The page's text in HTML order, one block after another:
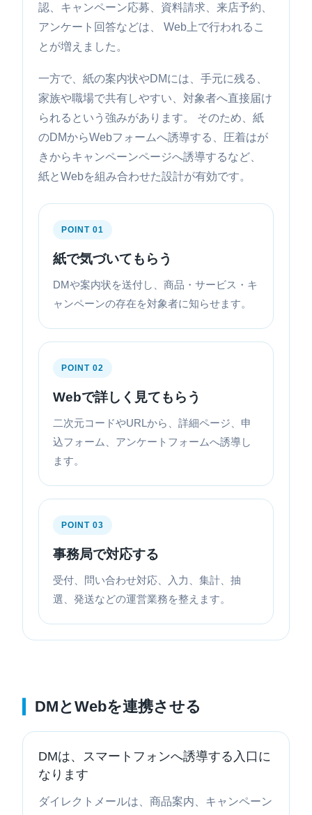
認、キャンペーン応募、資料請求、来店予約、
アンケート回答などは、 Web上で行われるこ
とが増えました。
一方で、紙の案内状やDMには、手元に残る、
家族や職場で共有しやすい、対象者へ直接届け
られるという強みがあります。 そのため、紙
のDMからWebフォームへ誘導する、圧着はが
きからキャンペーンページへ誘導するなど、
紙とWebを組み合わせた設計が有効です。
POINT 01
紙で気づいてもらう
DMや案内状を送付し、商品・サービス・キ
ャンペーンの存在を対象者に知らせます。
POINT 02
Webで詳しく見てもらう
二次元コードやURLから、詳細ページ、申
込フォーム、アンケートフォームへ誘導し
ます。
POINT 03
事務局で対応する
受付、問い合わせ対応、入力、集計、抽
選、発送などの運営業務を整えます。
DMとWebを連携させる
DMは、スマートフォンへ誘導する入口に
なります
ダイレクトメールは、商品案内、キャンペーン